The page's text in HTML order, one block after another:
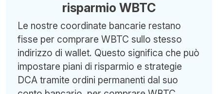
risparmio WBTC
Le nostre coordinate bancarie restano
fisse per comprare WBTC sullo stesso
indirizzo di wallet. Questo significa che può
impostare piani di risparmio e strategie
DCA tramite ordini permanenti dal suo